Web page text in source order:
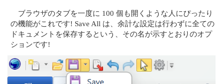
ブラウザのタブを一度に 100 個も開くような人にぴったり
の機能がこれです! Save All は、余計な設定は行わずに全ての
ドキュメントを保存するという、その名が示すとおりのオプ
ションです!